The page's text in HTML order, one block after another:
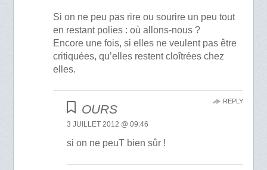
Si on ne peu pas rire ou sourire un peu tout
en restant polies : où allons-nous ?
Encore une fois, si elles ne veulent pas être
critiquées, qu’elles restent cloîtrées chez
elles.
OURS
3 JUILLET 2012 @ 09:46
si on ne peuT bien sûr !
REPLY